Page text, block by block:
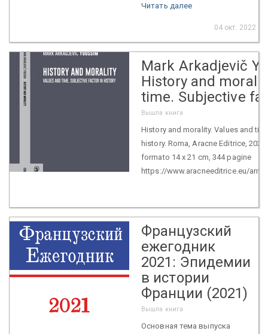
Читать далее
04 окт. 2022
Mark Arkadjevič
History and
time. Subjective
Вышла книга
History and morality. Values and
history. Roma, Aracne Editrice,
formato 14 x 21 cm, 344 pagine
https://www.aracneeditrice.eu/
Французский
ежегодник
2021: Эпидемии
в истории
Франции (2021)
Вышла книга
Основная тема выпуска